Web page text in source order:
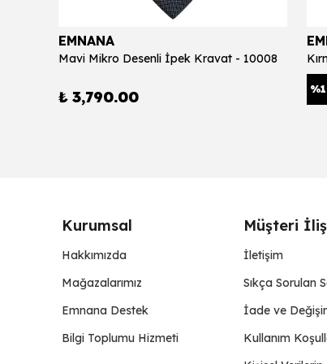
EMNANA
Mavi Mikro Desenli İpek Kravat - 10008
₺ 3,790.00 %
Kurumsal
Hakkımızda
Mağazalarımız
Emnana Destek
Bilgi Toplumu Hizmeti
Müşteri
İletişim
Sıkça Sorulan
İade ve
Kullanım